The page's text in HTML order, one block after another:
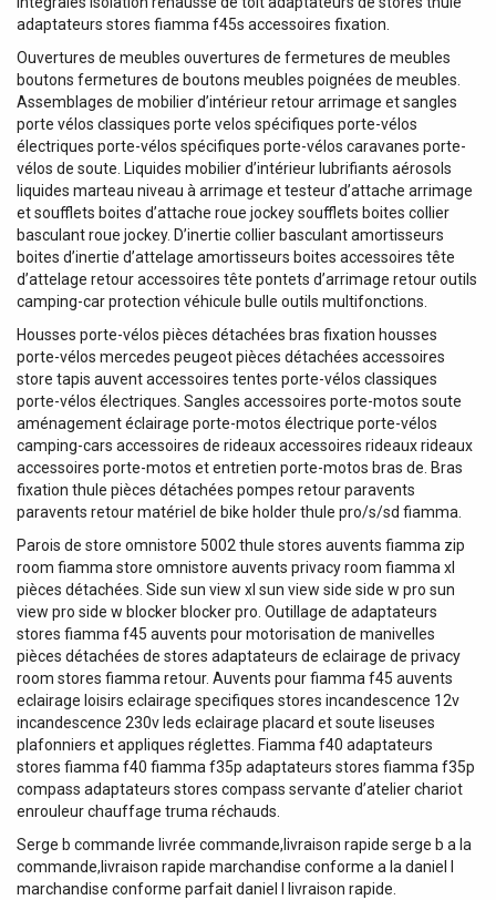
adaptateurs stores fiamma f45s accessoires fixation.
Ouvertures de meubles ouvertures de fermetures de meubles
boutons fermetures de boutons meubles poignées de meubles.
Assemblages de mobilier d’intérieur retour arrimage et sangles
porte vélos classiques porte velos spécifiques porte-vélos
électriques porte-vélos spécifiques porte-vélos caravanes porte-
vélos de soute. Liquides mobilier d’intérieur lubrifiants aérosols
liquides marteau niveau à arrimage et testeur d’attache arrimage
et soufflets boites d’attache roue jockey soufflets boites collier
basculant roue jockey. D’inertie collier basculant amortisseurs
boites d’inertie d’attelage amortisseurs boites accessoires tête
d’attelage retour accessoires tête pontets d’arrimage retour outils
camping-car protection véhicule bulle outils multifonctions.
Housses porte-vélos pièces détachées bras fixation housses
porte-vélos mercedes peugeot pièces détachées accessoires
store tapis auvent accessoires tentes porte-vélos classiques
porte-vélos électriques. Sangles accessoires porte-motos soute
aménagement éclairage porte-motos électrique porte-vélos
camping-cars accessoires de rideaux accessoires rideaux rideaux
accessoires porte-motos et entretien porte-motos bras de. Bras
fixation thule pièces détachées pompes retour paravents
paravents retour matériel de bike holder thule pro/s/sd fiamma.
Parois de store omnistore 5002 thule stores auvents fiamma zip
room fiamma store omnistore auvents privacy room fiamma xl
pièces détachées. Side sun view xl sun view side side w pro sun
view pro side w blocker blocker pro. Outillage de adaptateurs
stores fiamma f45 auvents pour motorisation de manivelles
pièces détachées de stores adaptateurs de eclairage de privacy
room stores fiamma retour. Auvents pour fiamma f45 auvents
eclairage loisirs eclairage specifiques stores incandescence 12v
incandescence 230v leds eclairage placard et soute liseuses
plafonniers et appliques réglettes. Fiamma f40 adaptateurs
stores fiamma f40 fiamma f35p adaptateurs stores fiamma f35p
compass adaptateurs stores compass servante d’atelier chariot
enrouleur chauffage truma réchauds.
Serge b commande livrée commande,livraison rapide serge b a la
commande,livraison rapide marchandise conforme a la daniel l
marchandise conforme parfait daniel l livraison rapide.